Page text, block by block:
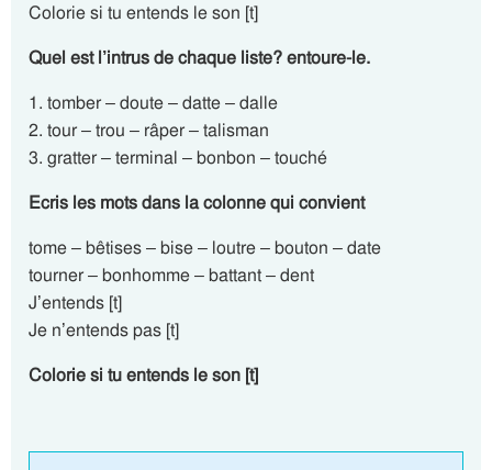
Colorie si tu entends le son [t]
Quel est l’intrus de chaque liste? entoure-le.
1. tomber – doute – datte – dalle
2. tour – trou – râper – talisman
3. gratter – terminal – bonbon – touché
Ecris les mots dans la colonne qui convient
tome – bêtises – bise – loutre – bouton – date
tourner – bonhomme – battant – dent
J’entends [t]
Je n’entends pas [t]
Colorie si tu entends le son [t]